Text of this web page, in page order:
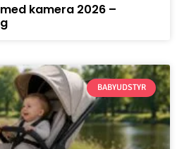
kamera 2026 –
BABYUDSTYR